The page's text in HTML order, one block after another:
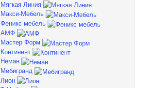
Мягкая Линия
Макси-Мебель
Феникс мебель
АМФ
Мастер Форм
Континент
Неман
Мебигранд
Лион